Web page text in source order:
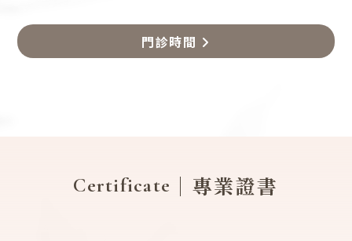
門診時間
Certificate ｜專業證書